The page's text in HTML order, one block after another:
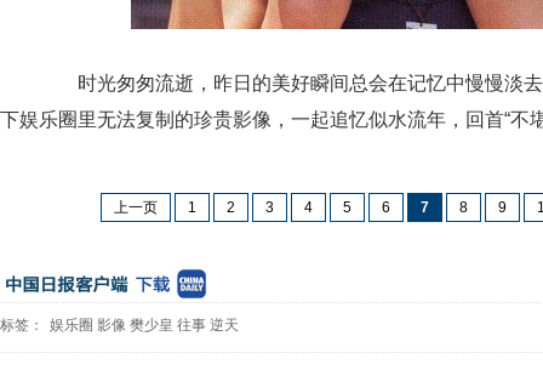
时光匆匆流逝，昨日的美好瞬间总会在记忆中慢慢淡去
下娱乐圈里无法复制的珍贵影像，一起追忆似水流年，回首“不
上一页 1 2 3 4 5 6 7 8 9
标签： 娱乐圈 影像 樊少皇 往事 逆天